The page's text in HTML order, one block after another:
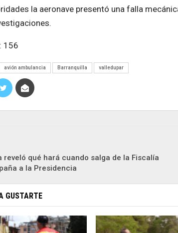
la aeronave presentó una falla
156
avión ambulancia Barranquilla valledupar
reveló qué hará cuando salga de la Fiscalía
a la Presidencia
GUSTARTE